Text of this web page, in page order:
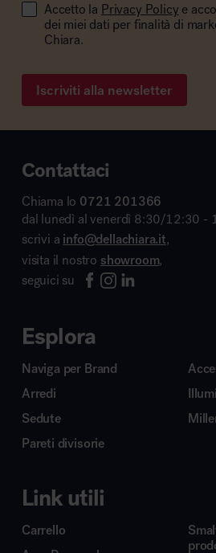
Accetto la Privacy Policy e
dei miei dati per finalità di
Chiara.
Iscriviti alla newsletter
Contattaci
Chiama lo 0721 201366
dal lunedì al venerdì 8:30/12:30 -
scrivi a info@dellachiara.it,
visita il nostro showroom,
seguici su
Esplora
Naviga per Brand
Arredi
Sedute
Pareti divisorie
Link utili
Carrello